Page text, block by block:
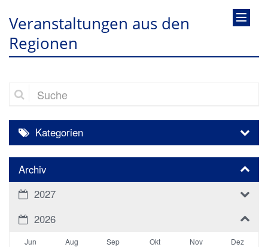
Veranstaltungen aus den
Regionen
Suche
Kategorien
Archiv
2027
2026
Jun Aug Sep Okt Nov Dez